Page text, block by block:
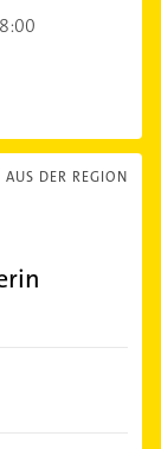
AUS DER REGION